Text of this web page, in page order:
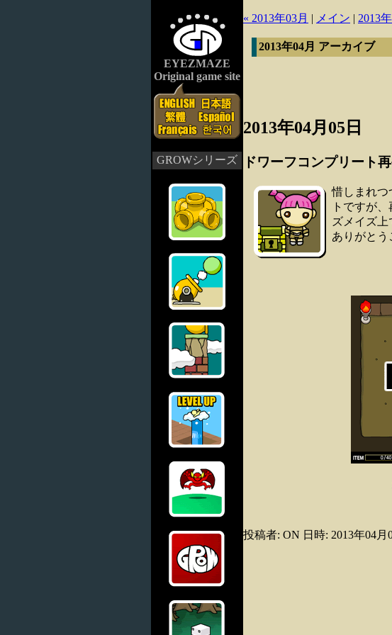
EYEZMAZE
Original game site
GROWシリーズ
« 2013年03月 | メイン | 2013
2013年04月 アーカイブ
2013年04月05日
ドワーフコンプリート
惜しまれつ
トですが
ズメイズ上
ありがとう
投稿者: ON 日時: 2013年04月